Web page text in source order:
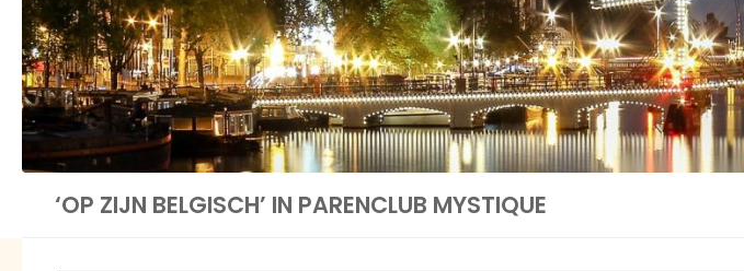
‘OP ZIJN BELGISCH’ IN PARENCLUB MYSTIQUE